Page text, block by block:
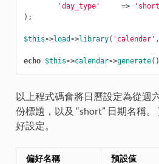
'day_type'
=>
);
$this->load ->library( 'calendar' ,
echo $this->calendar->generate
以上程式碼會將日曆設定為從週
份標題，以及 “short” 日期名稱
好設定。
偏好名稱 預設值